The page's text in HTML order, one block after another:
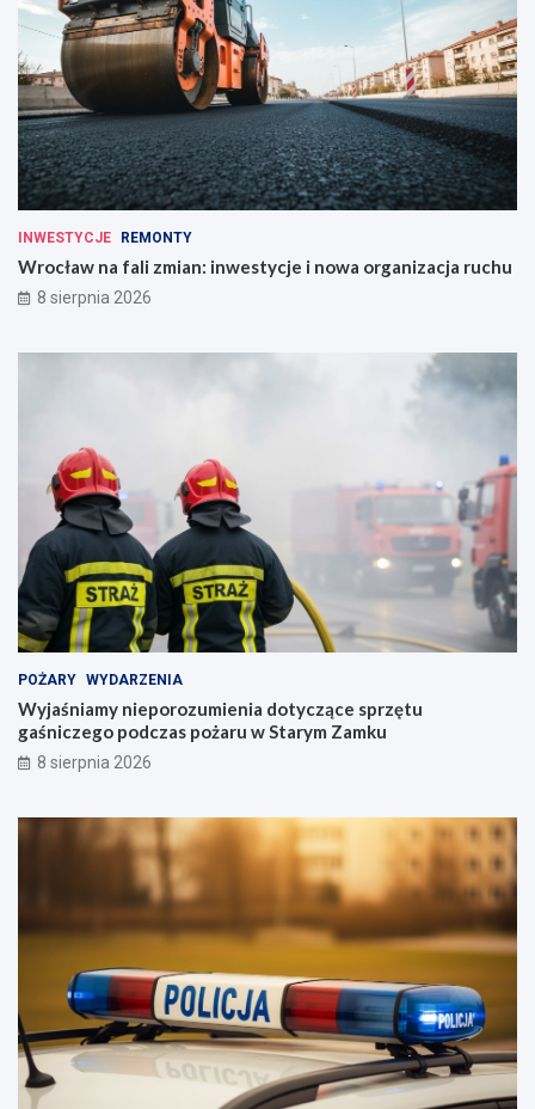
INWESTYCJE REMONTY
Wrocław na fali zmian: inwestycje i nowa organizacja ruchu
8 sierpnia 2026
POŻARY WYDARZENIA
Wyjaśniamy nieporozumienia dotyczące sprzętu
gaśniczego podczas pożaru w Starym Zamku
8 sierpnia 2026